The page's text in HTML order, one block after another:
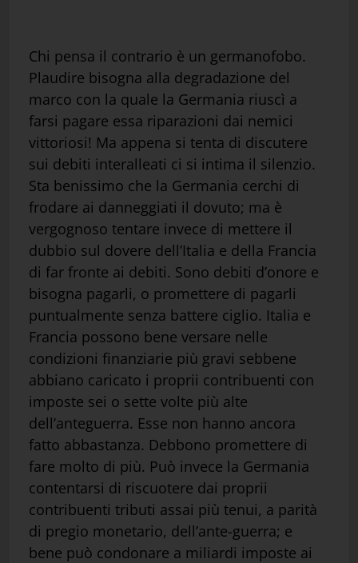
Chi pensa il contrario è un germanofobo.
Plaudire bisogna alla degradazione del
marco con la quale la Germania riuscì a
farsi pagare essa riparazioni dai nemici
vittoriosi! Ma appena si tenta di discutere
sui debiti interalleati ci si intima il silenzio.
Sta benissimo che la Germania cerchi di
frodare ai danneggiati il dovuto; ma è
vergognoso tentare invece di mettere il
dubbio sul dovere dell’Italia e della Francia
di far fronte ai debiti. Sono debiti d’onore e
bisogna pagarli, o promettere di pagarli
puntualmente senza battere ciglio. Italia e
Francia possono bene versare nelle
condizioni finanziarie più gravi sebbene
abbiano caricato i proprii contribuenti con
imposte sei o sette volte più alte
dell’anteguerra. Esse non hanno ancora
fatto abbastanza. Debbono promettere di
fare molto di più. Può invece la Germania
contentarsi di riscuotere dai proprii
contribuenti tributi assai più tenui, a parità
di pregio monetario, dell’ante-guerra; e
bene può condonare a miliardi imposte ai